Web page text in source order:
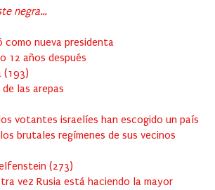
negra…
como nueva presidenta
12 años después
(193)
las arepas
votantes israelíes han escogido un país
brutales regímenes de sus vecinos
(273)
vez Rusia está haciendo la mayor